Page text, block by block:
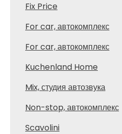
Fix Price
For car, автокомплекс
For car, автокомплекс
Kuchenland Home
Mix, студия автозвука
Non-stop, автокомплекс
Scavolini